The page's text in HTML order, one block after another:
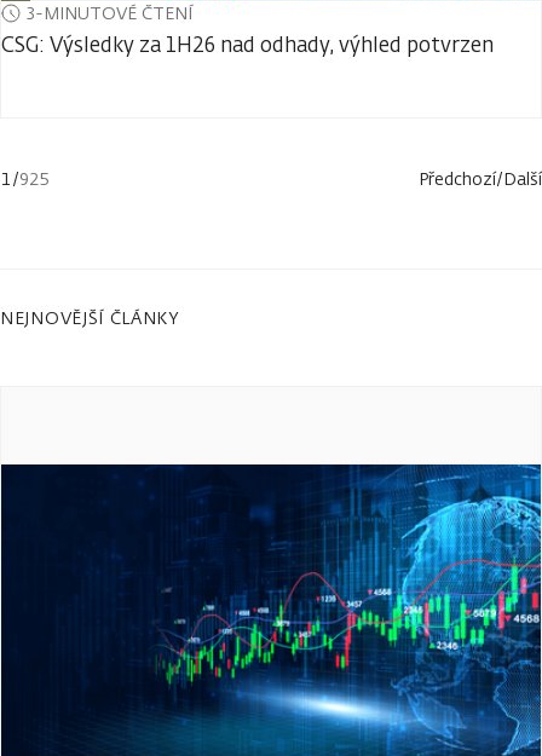
3-MINUTOVÉ ČTENÍ
CSG: Výsledky za 1H26 nad odhady, výhled potvrzen
1/925 Předchozí/Další
NEJNOVĚJŠÍ ČLÁNKY